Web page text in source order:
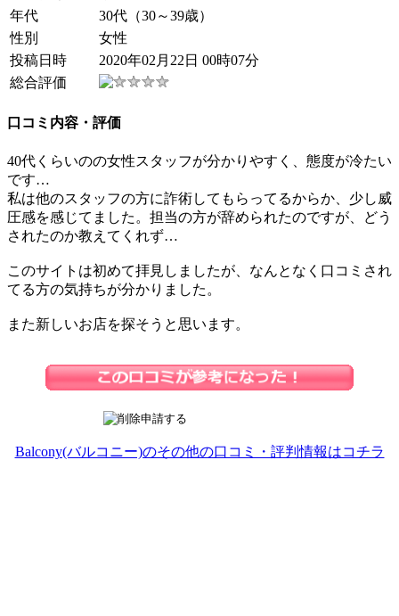
年代
30代（30～39歳）
性別
女性
投稿日時
2020年02月22日 00時07分
総合評価
口コミ内容・評価
40代くらいのの女性スタッフが分かりやすく、態度が冷たい
です…
私は他のスタッフの方に詐術してもらってるからか、少し威
圧感を感じてました。担当の方が辞められたのですが、どう
されたのか教えてくれず…
このサイトは初めて拝見しましたが、なんとなく口コミされ
てる方の気持ちが分かりました。
また新しいお店を探そうと思います。
Balcony(バルコニー)のその他の口コミ・評判情報はコチラ